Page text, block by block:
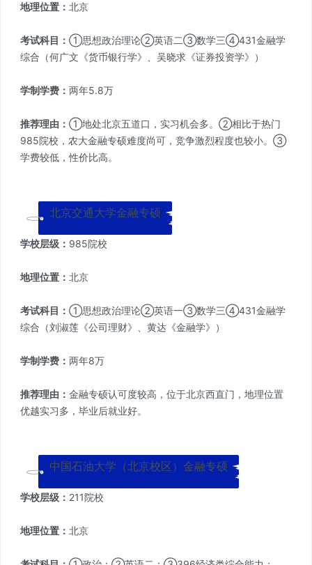
地理位置： 北京
考试科目： ①思想政治理论②英语二③数学三④431金融学
综合（何广文《货币银行学》、吴晓求《证券投资学》）
学制学费： 两年5.8万
推荐理由： ①地处北京五道口，实习机会多。②相比于热门
985院校，农大金融专硕难度尚可，竞争激烈程度也较小。③
学费较低，性价比高。
北京交通大学金融专硕
学校层级： 985院校
地理位置： 北京
考试科目： ①思想政治理论②英语一③数学三④431金融学
综合（刘淑莲《公司理财》、黄达《金融学》）
学制学费： 两年8万
推荐理由： 金融专硕认可度较高，位于北京西直门，地理位置
优越实习多，毕业后就业好。
中国石油大学（北京校区）金融专硕
学校层级： 211院校
地理位置： 北京